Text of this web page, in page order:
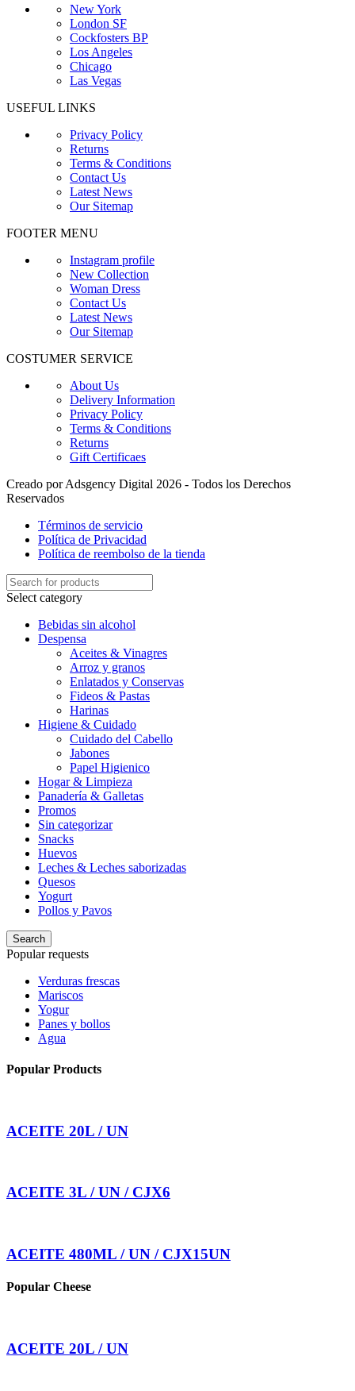
New York
London SF
Cockfosters BP
Los Angeles
Chicago
Las Vegas
USEFUL LINKS
Privacy Policy
Returns
Terms & Conditions
Contact Us
Latest News
Our Sitemap
FOOTER MENU
Instagram profile
New Collection
Woman Dress
Contact Us
Latest News
Our Sitemap
COSTUMER SERVICE
About Us
Delivery Information
Privacy Policy
Terms & Conditions
Returns
Gift Certificaes
Creado por Adsgency Digital 2026 - Todos los Derechos
Reservados
Términos de servicio
Política de Privacidad
Política de reembolso de la tienda
Select category
Bebidas sin alcohol
Despensa
Aceites & Vinagres
Arroz y granos
Enlatados y Conservas
Fideos & Pastas
Harinas
Higiene & Cuidado
Cuidado del Cabello
Jabones
Papel Higienico
Hogar & Limpieza
Panadería & Galletas
Promos
Sin categorizar
Snacks
Huevos
Leches & Leches saborizadas
Quesos
Yogurt
Pollos y Pavos
Search
Popular requests
Verduras frescas
Mariscos
Yogur
Panes y bollos
Agua
Popular Products
ACEITE 20L / UN
ACEITE 3L / UN / CJX6
ACEITE 480ML / UN / CJX15UN
Popular Cheese
ACEITE 20L / UN